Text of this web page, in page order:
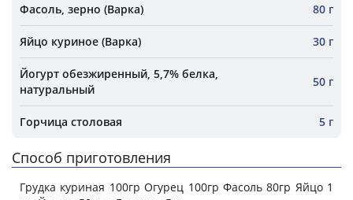
Фасоль, зерно (Варка) 80 г
Яйцо куриное (Варка) 30 г
Йогурт обезжиренный, 5,7% белка,
натуральный
50 г
Горчица столовая 5 г
Способ приготовления
Грудка куриная 100гр Огурец 100гр Фасоль 80гр Яйцо 1